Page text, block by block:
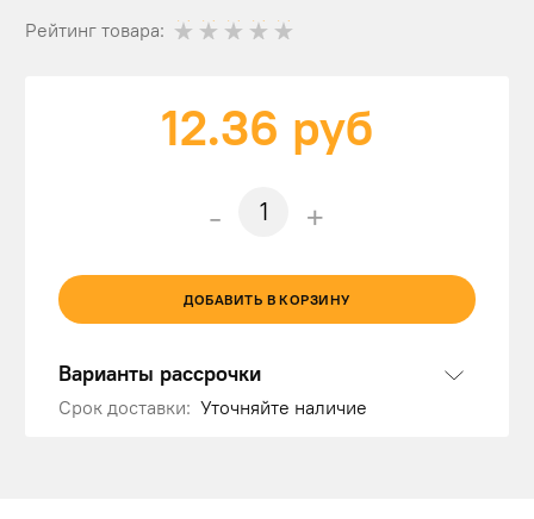
Рейтинг товара:
12.36 руб
- +
ДОБАВИТЬ В КОРЗИНУ
Варианты рассрочки
Срок доставки: Уточняйте наличие